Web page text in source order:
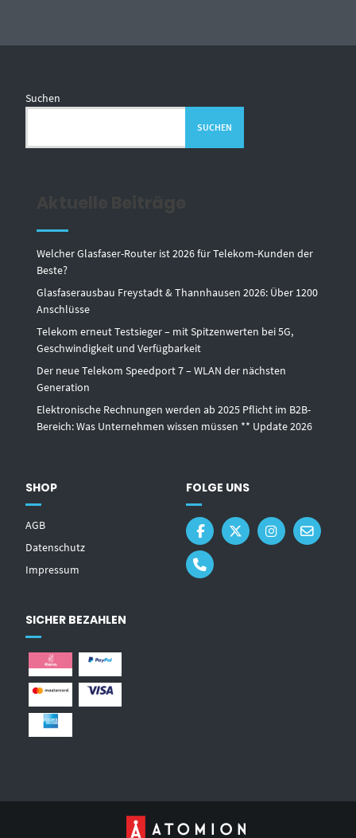
Suchen
SUCHEN
Welcher Glasfaser-Router ist 2026 für Telekom-Kunden der
Beste?
Glasfaserausbau Freystadt & Thannhausen 2026: Über 1200
Anschlüsse
Telekom erneut Testsieger – mit Spitzenwerten bei 5G,
Geschwindigkeit und Verfügbarkeit
Der neue Telekom Speedport 7 – WLAN der nächsten
Generation
Elektronische Rechnungen werden ab 2025 Pflicht im B2B-
Bereich: Was Unternehmen wissen müssen ** Update 2026
SHOP
AGB
Datenschutz
Impressum
FOLGE UNS
SICHER BEZAHLEN